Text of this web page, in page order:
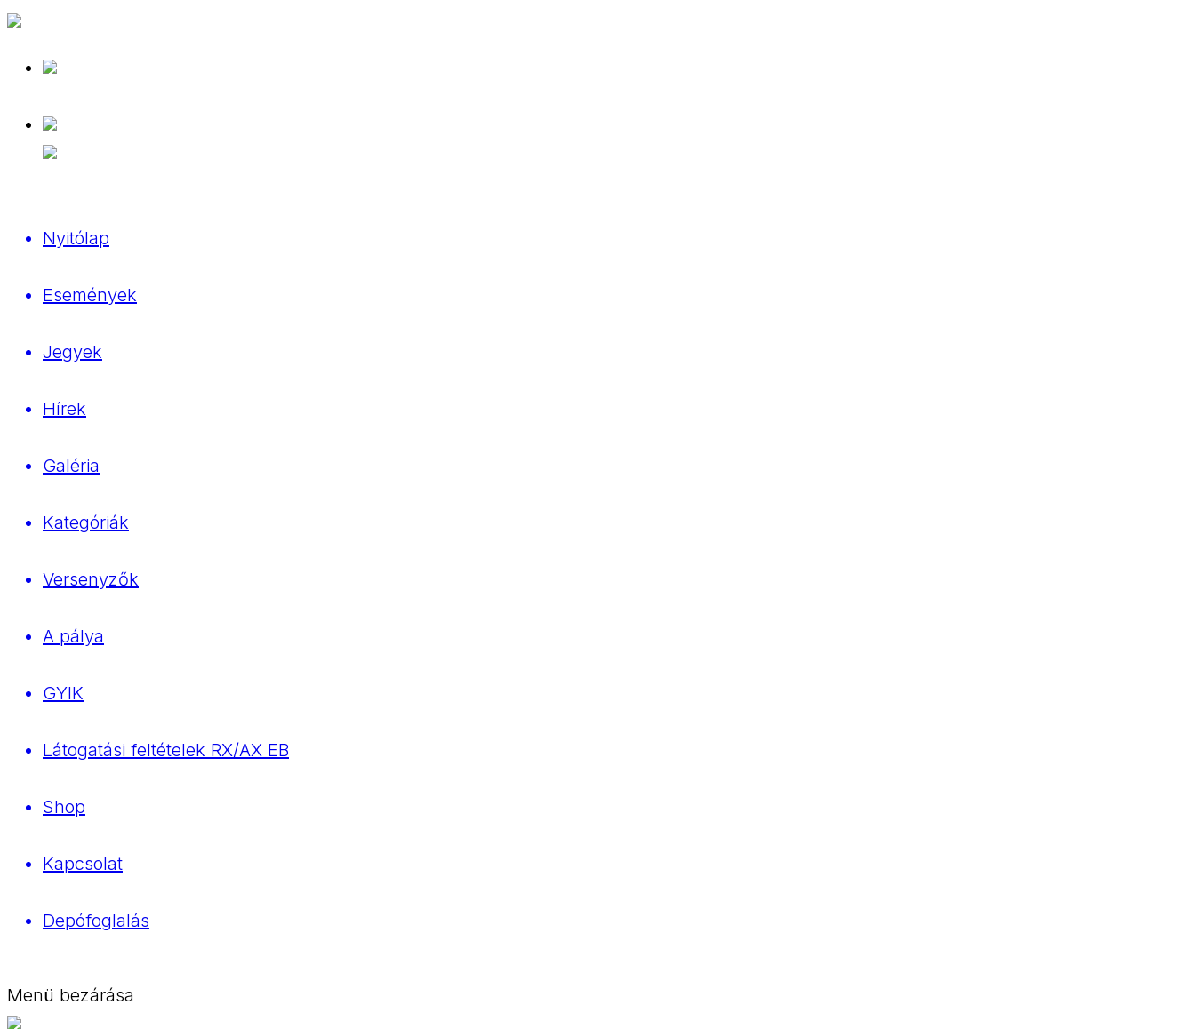
Nyitólap
Események
Jegyek
Hírek
Galéria
Kategóriák
Versenyzők
A pálya
GYIK
Látogatási feltételek RX/AX EB
Shop
Kapcsolat
Depófoglalás
Menü bezárása